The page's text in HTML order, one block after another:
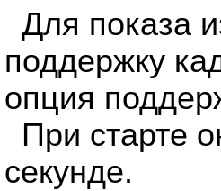
Для показа
поддержку
опция
При старте
секунде.